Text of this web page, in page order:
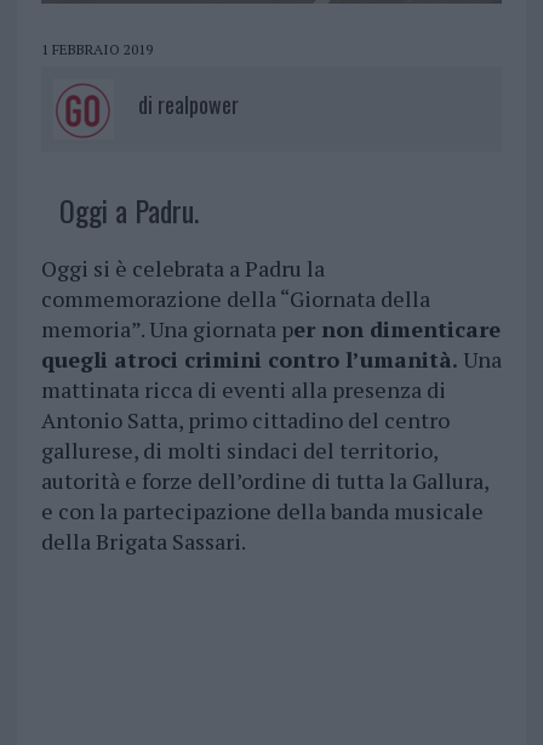
1 FEBBRAIO 2019
di realpower
Oggi a Padru.
Oggi si è celebrata a Padru la
commemorazione della “Giornata della
memoria”. Una giornata per non dimenticare
quegli atroci crimini contro l’umanità. Una
mattinata ricca di eventi alla presenza di
Antonio Satta, primo cittadino del centro
gallurese, di molti sindaci del territorio,
autorità e forze dell’ordine di tutta la Gallura,
e con la partecipazione della banda musicale
della Brigata Sassari.